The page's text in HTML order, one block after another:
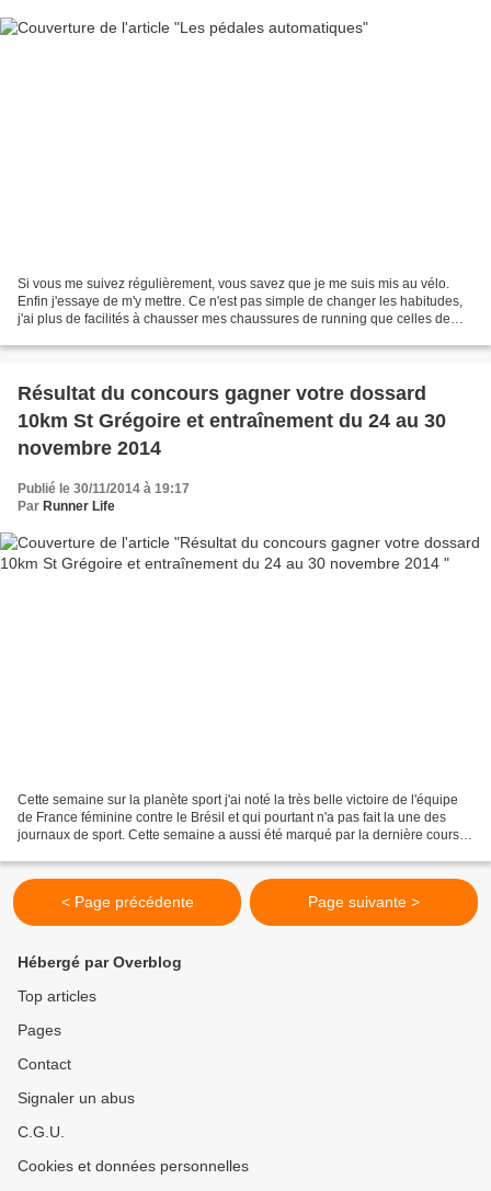
Si vous me suivez régulièrement, vous savez que je me suis mis au vélo.
Enfin j'essaye de m'y mettre. Ce n'est pas simple de changer les habitudes,
j'ai plus de facilités à chausser mes chaussures de running que celles de
Résultat du concours gagner votre dossard
10km St Grégoire et entraînement du 24 au 30
novembre 2014
Publié le 30/11/2014 à 19:17
Par Runner Life
Cette semaine sur la planète sport j'ai noté la très belle victoire de l'équipe
de France féminine contre le Brésil et qui pourtant n'a pas fait la une des
journaux de sport. Cette semaine a aussi été marqué par la dernière course
< Page précédente Page suivante >
Hébergé par Overblog
Top articles
Pages
Contact
Signaler un abus
C.G.U.
Cookies et données personnelles